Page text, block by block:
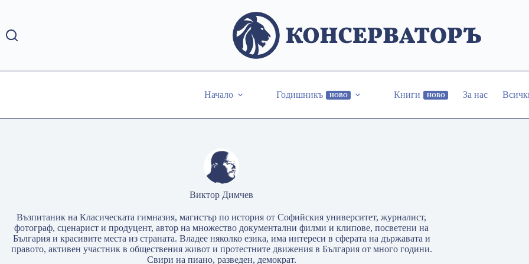
Начало Годишникъ НОВО Книги НОВО За нас
Виктор Димчев
Възпитаник на Класическата гимназия, магистър по история от Софийския университет, журналист,
фотограф, сценарист и продуцент, автор на множество документални филми и клипове, посветени на
България и красивите места из страната. Владее няколко езика, има интереси в сферата на държавата и
правото, активен участник в обществения живот и протестните движения в България от много години.
Свири на пиано, разведен, демократ.